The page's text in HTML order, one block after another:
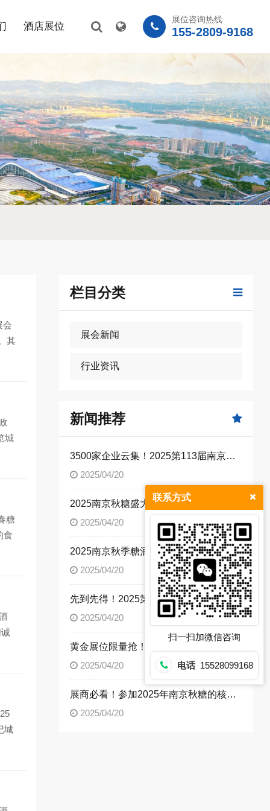
展位咨询热线
155-2809-9168
酒店展位
会
其
城
糖
食
城
栏目分类
展会新闻
行业资讯
新闻推荐
3500家企业云集！2025第113届南京秋糖打造行业风向标 ——18万平米展馆汇聚*糖酒食品产业新动能
2025/04/20
2025/04/20
2025南京秋季糖酒会展位火热抢定中，主办方建议优先锁定主通道位置
2025/04/20
先到先得！2025第113届南京秋糖展位预定已开启
2025/04/20
2025/04/20
展商必看！参加2025年南京秋糖的核心价值解析
2025/04/20
联系方式
扫一扫加微信咨询
电话 15528099168